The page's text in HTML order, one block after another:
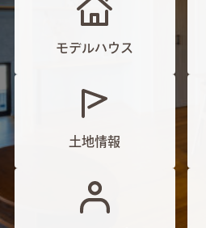
モデルハウス
土地情報